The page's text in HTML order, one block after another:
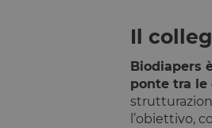
Il
Biodiapers
ponte tra le
l’obiettivo,